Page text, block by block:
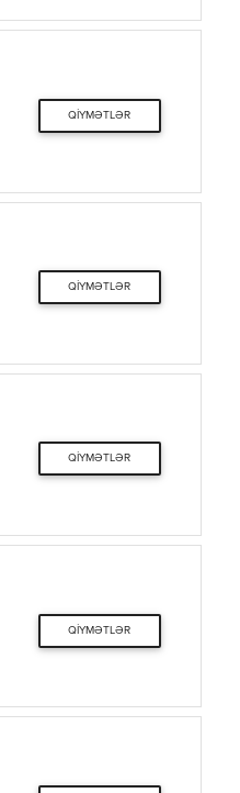
QIYMƏTLƏR
QIYMƏTLƏR
QIYMƏTLƏR
QIYMƏTLƏR